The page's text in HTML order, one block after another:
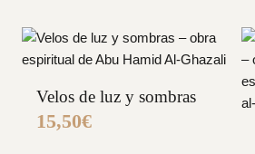
Velos de luz y sombras
15,50€